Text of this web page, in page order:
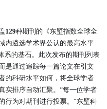
129种期刊的《东壁指数全球全
内遴选学术界公认的最高水平
系的基石。此次发布的期刊列表
是通过追踪每一篇论文在引文
科研水平如何，将全球学者
实排序自动汇聚。“每一位学者
行为对期刊进行投票。”东壁科